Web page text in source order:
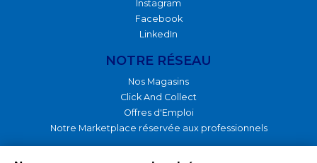
Instagram
Facebook
LinkedIn
NOTRE RÉSEAU
Nos Magasins
Click And Collect
Offres d'Emploi
Notre Marketplace réservée aux professionnels